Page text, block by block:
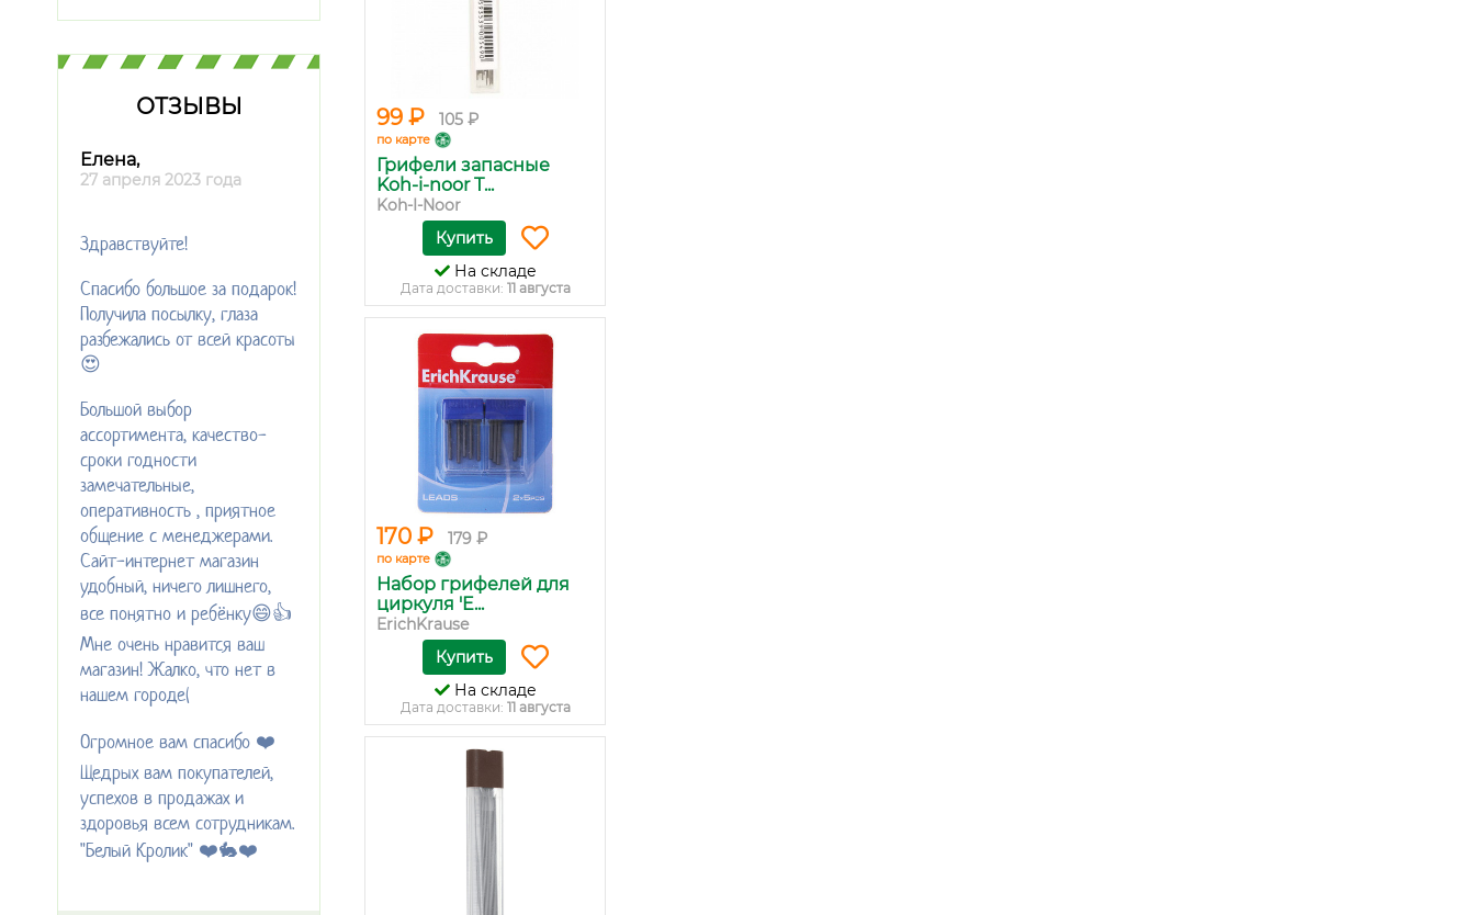
ОТЗЫВЫ
Елена,
27 апреля 2023 года
Здравствуйте!
Спасибо большое за подарок!
Получила посылку, глаза
разбежались от всей красоты
😍
Большой выбор
ассортимента, качество-
сроки годности
замечательные,
оперативность , приятное
общение с менеджерами.
Сайт-интернет магазин
удобный, ничего лишнего,
все понятно и ребёнку😄👍
Мне очень нравится ваш
магазин! Жалко, что нет в
нашем городе(
Огромное вам спасибо ❤️
Щедрых вам покупателей,
успехов в продажах и
здоровья всем сотрудникам.
"Белый Кролик" ❤️🐇❤️
99 ₽ 105 ₽
по карте
Грифели запасные
Koh-i-noor T...
Koh-I-Noor
Купить
На складе
Дата доставки: 11 августа
170 ₽ 179 ₽
по карте
Набор грифелей для
циркуля 'E...
ErichKrause
Купить
На складе
Дата доставки: 11 августа